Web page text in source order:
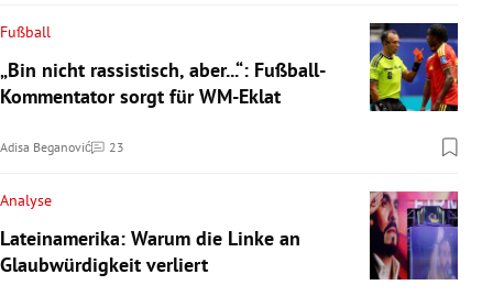
Fußball
„Bin nicht rassistisch, aber...“: Fußball-
Kommentator sorgt für WM-Eklat
Adisa Beganović 23
Kommentare
Analyse
Lateinamerika: Warum die Linke an
Glaubwürdigkeit verliert